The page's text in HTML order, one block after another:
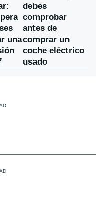
una
debes
comprobar
antes de
comprar un
coche eléctrico
usado